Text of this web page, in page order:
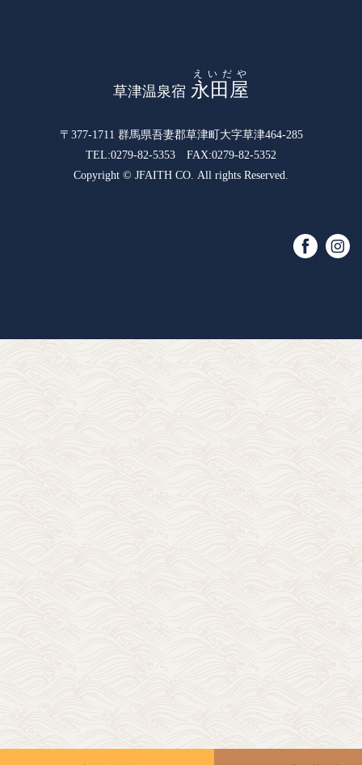
草津温泉宿 永田屋
えいだや
〒377-1711 群馬県吾妻郡草津町大字草津464-285
TEL:0279-82-5353 FAX:0279-82-5352
Copyright © JFAITH CO. All rights Reserved.